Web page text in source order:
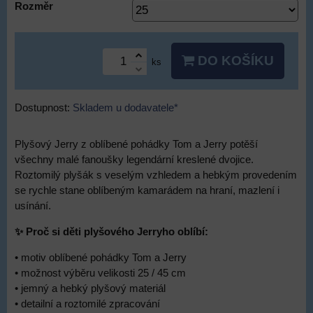
Rozměr
ks DO KOŠÍKU
Dostupnost: Skladem u dodavatele*
Plyšový Jerry z oblíbené pohádky Tom a Jerry potěší
všechny malé fanoušky legendární kreslené dvojice.
Roztomilý plyšák s veselým vzhledem a hebkým provedením
se rychle stane oblíbeným kamarádem na hraní, mazlení i
usínání.
✨ Proč si děti plyšového Jerryho oblíbí:
• motiv oblíbené pohádky Tom a Jerry
• možnost výběru velikosti 25 / 45 cm
• jemný a hebký plyšový materiál
• detailní a roztomilé zpracování